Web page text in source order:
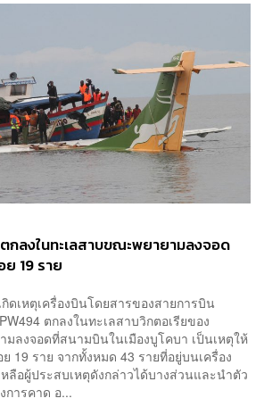
กลงในทะเลสาบขณะพยายามลงจอด
19 ราย
ดเหตุเครื่องบินโดยสารของสายการบิน
ตกลงในทะเลสาบวิกตอเรียของ
ลงจอดที่สนามบินในเมืองบูโคบา เป็นเหตุให้
19 ราย จากทั้งหมด 43 รายที่อยู่บนเครื่อง
ลือผู้ประสบเหตุดังกล่าวได้บางส่วนและนำตัว
การคาด อ...